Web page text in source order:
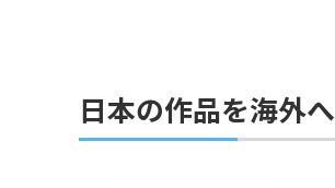
日本の作品を海外へ